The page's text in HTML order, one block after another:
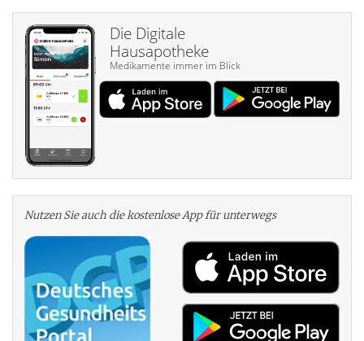
Die Digitale
Hausapotheke
Medikamente immer im Blick
Nutzen Sie auch die kosten­lose App für unterwegs